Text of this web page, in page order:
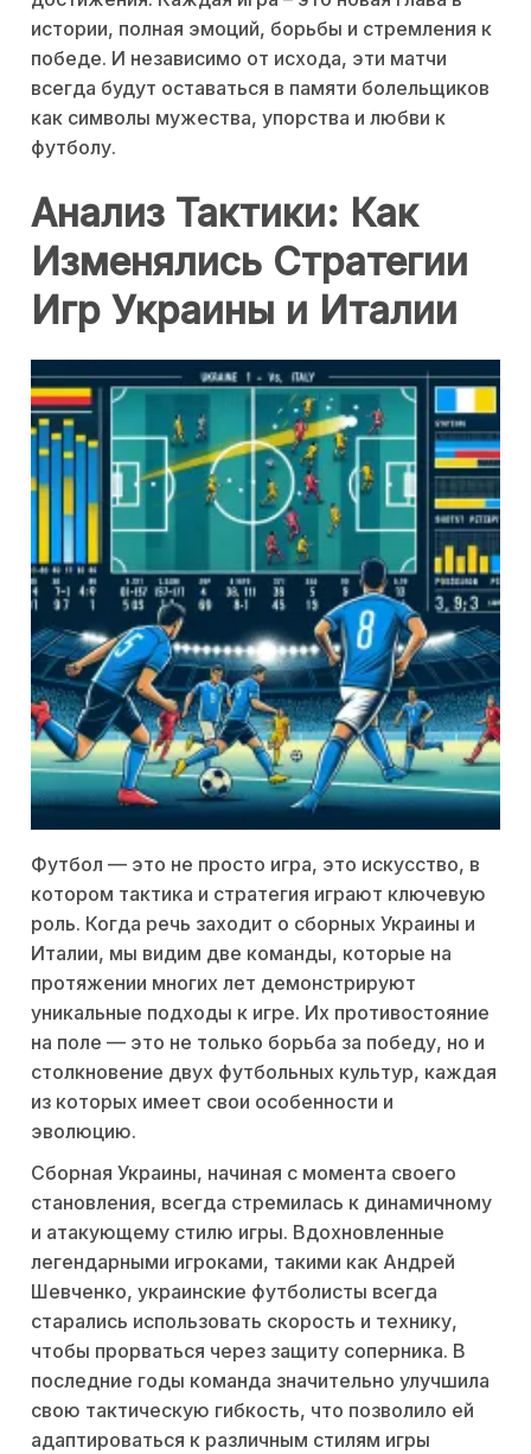
истории, полная эмоций, борьбы и стремления к
победе. И независимо от исхода, эти матчи
всегда будут оставаться в памяти болельщиков
как символы мужества, упорства и любви к
футболу.
Анализ Тактики: Как
Изменялись Стратегии
Игр Украины и Италии
Футбол — это не просто игра, это искусство, в
котором тактика и стратегия играют ключевую
роль. Когда речь заходит о сборных Украины и
Италии, мы видим две команды, которые на
протяжении многих лет демонстрируют
уникальные подходы к игре. Их противостояние
на поле — это не только борьба за победу, но и
столкновение двух футбольных культур, каждая
из которых имеет свои особенности и
эволюцию.
Сборная Украины, начиная с момента своего
становления, всегда стремилась к динамичному
и атакующему стилю игры. Вдохновленные
легендарными игроками, такими как Андрей
Шевченко, украинские футболисты всегда
старались использовать скорость и технику,
чтобы прорваться через защиту соперника. В
последние годы команда значительно улучшила
свою тактическую гибкость, что позволило ей
адаптироваться к различным стилям игры